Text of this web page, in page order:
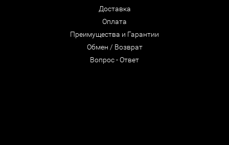
Доставка
Оплата
Преимущества и Гарантии
Обмен / Возврат
Вопрос - Ответ